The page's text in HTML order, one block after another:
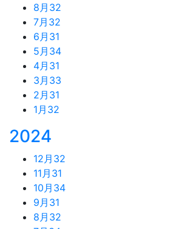
8月 32
7月 32
6月 31
5月 34
4月 31
3月 33
2月 31
1月 32
2024
12月 32
11月 31
10月 34
9月 31
8月 32